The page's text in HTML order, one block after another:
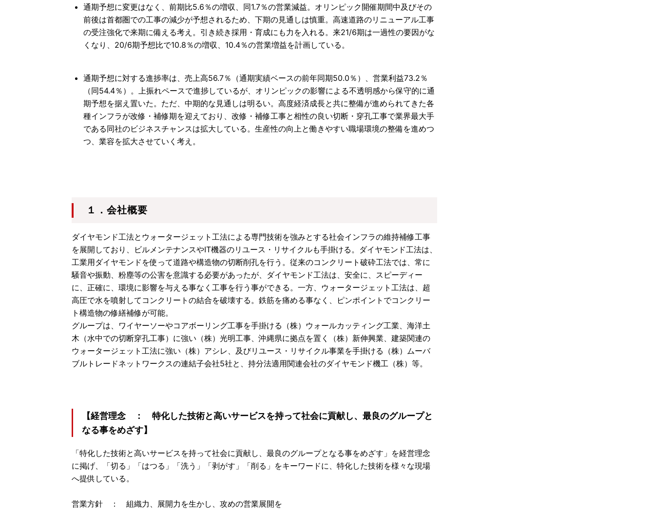
通期予想に変更はなく、前期比5.6％の増収、同1.7％の営業減益。オリンピック開催期間中及びその
前後は首都圏での工事の減少が予想されるため、下期の見通しは慎重。高速道路のリニューアル工事
の受注強化で来期に備える考え。引き続き採用・育成にも力を入れる。来21/6期は一過性の要因がな
くなり、20/6期予想比で10.8％の増収、10.4％の営業増益を計画している。
通期予想に対する進捗率は、売上高56.7％（通期実績ベースの前年同期50.0％）、営業利益73.2％
（同54.4％）。上振れペースで進捗しているが、オリンピックの影響による不透明感から保守的に通
期予想を据え置いた。ただ、中期的な見通しは明るい。高度経済成長と共に整備が進められてきた各
種インフラが改修・補修期を迎えており、改修・補修工事と相性の良い切断・穿孔工事で業界最大手
である同社のビジネスチャンスは拡大している。生産性の向上と働きやすい職場環境の整備を進めつ
つ、業容を拡大させていく考え。
１．会社概要
ダイヤモンド工法とウォータージェット工法による専門技術を強みとする社会インフラの維持補修工事
を展開しており、ビルメンテナンスやIT機器のリユース・リサイクルも手掛ける。ダイヤモンド工法は、
工業用ダイヤモンドを使って道路や構造物の切断削孔を行う。従来のコンクリート破砕工法では、常に
騒音や振動、粉塵等の公害を意識する必要があったが、ダイヤモンド工法は、安全に、スピーディー
に、正確に、環境に影響を与える事なく工事を行う事ができる。一方、ウォータージェット工法は、超
高圧で水を噴射してコンクリートの結合を破壊する。鉄筋を痛める事なく、ピンポイントでコンクリー
ト構造物の修繕補修が可能。
グループは、ワイヤーソーやコアボーリング工事を手掛ける（株）ウォールカッティング工業、海洋土
木（水中での切断穿孔工事）に強い（株）光明工事、沖縄県に拠点を置く（株）新伸興業、建築関連の
ウォータージェット工法に強い（株）アシレ、及びリユース・リサイクル事業を手掛ける（株）ムーバ
ブルトレードネットワークスの連結子会社5社と、持分法適用関連会社のダイヤモンド機工（株）等。
【経営理念 ： 特化した技術と高いサービスを持って社会に貢献し、最良のグループと
なる事をめざす】
「特化した技術と高いサービスを持って社会に貢献し、最良のグループとなる事をめざす」を経営理念
に掲げ、「切る」「はつる」「洗う」「剥がす」「削る」をキーワードに、特化した技術を様々な現場
へ提供している。
営業方針 ： 組織力、展開力を生かし、攻めの営業展開を